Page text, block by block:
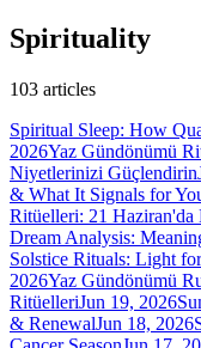
Spirituality
103 articles
Spiritual Sleep: How
2026Yaz Gündönümü
Niyetlerinizi Güçlendirin
& What It Signals for
Ritüelleri: 21
Dream Analysis:
Solstice Rituals: Light
2026Yaz Gündönümü
RitüelleriJun 19, 2026
& RenewalJun 18, 2026